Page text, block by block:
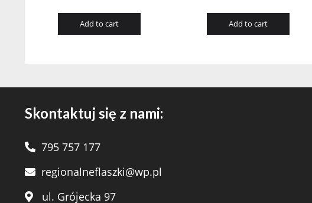
Add to cart Add to cart
Skontaktuj się z nami:
795 757 177
regionalneflaszki@wp.pl
ul. Grójecka 97